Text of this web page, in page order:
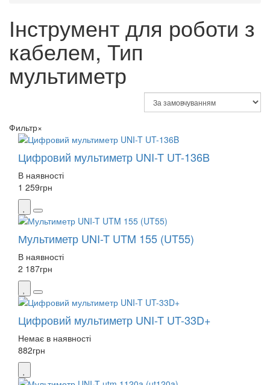
Інструмент для роботи з
кабелем, Тип
мультиметр
Фильтр×
Цифровий мультиметр UNI-T UT-136B
В наявності
1 259грн
Мультиметр UNI-T UTM 155 (UT55)
В наявності
2 187грн
Цифровий мультиметр UNI-T UT-33D+
Немає в наявності
882грн